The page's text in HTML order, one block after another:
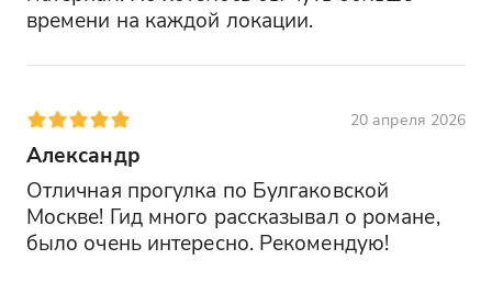
времени на каждой локации.
20 апреля 2026
Александр
Отличная прогулка по Булгаковской
Москве! Гид много рассказывал о романе,
было очень интересно. Рекомендую!